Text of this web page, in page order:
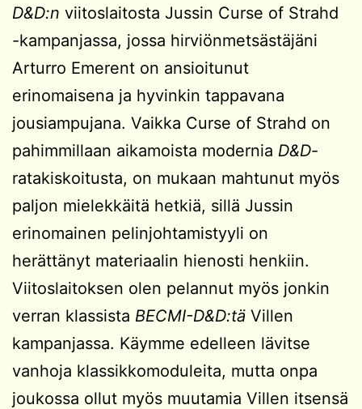
D&D:n viitoslaitosta Jussin Curse of Strahd
-kampanjassa, jossa hirviönmetsästäjäni
Arturro Emerent on ansioitunut
erinomaisena ja hyvinkin tappavana
jousiampujana. Vaikka Curse of Strahd on
pahimmillaan aikamoista modernia D&D-
ratakiskoitusta, on mukaan mahtunut myös
paljon mielekkäitä hetkiä, sillä Jussin
erinomainen pelinjohtamistyyli on
herättänyt materiaalin hienosti henkiin.
Viitoslaitoksen olen pelannut myös jonkin
verran klassista BECMI-D&D:tä Villen
kampanjassa. Käymme edelleen lävitse
vanhoja klassikkomoduleita, mutta onpa
joukossa ollut myös muutamia Villen itsensä